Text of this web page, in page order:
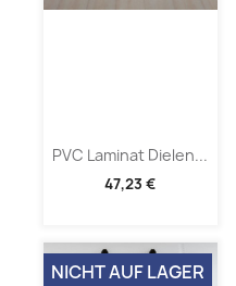
PVC Laminat Dielen...
47,23 €
NICHT AUF LAGER